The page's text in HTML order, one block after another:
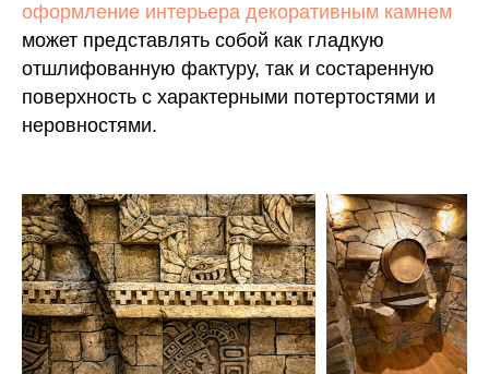
оформление интерьера декоративным камнем
может представлять собой как гладкую
отшлифованную фактуру, так и состаренную
поверхность с характерными потертостями и
неровностями.